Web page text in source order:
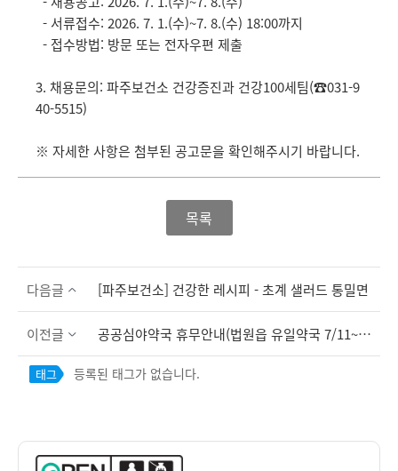
- 서류접수: 2026. 7. 1.(수)~7. 8.(수) 18:00까지
- 접수방법: 방문 또는 전자우편 제출
3. 채용문의: 파주보건소 건강증진과 건강100세팀(☎031-9
40-5515)
※ 자세한 사항은 첨부된 공고문을 확인해주시기 바랍니다.
목록
다음글 [파주보건소] 건강한 레시피 - 초계 샐러드 통밀면
이전글 공공심야약국 휴무안내(법원읍 유일약국 7/11~7/14)
태그 등록된 태그가 없습니다.